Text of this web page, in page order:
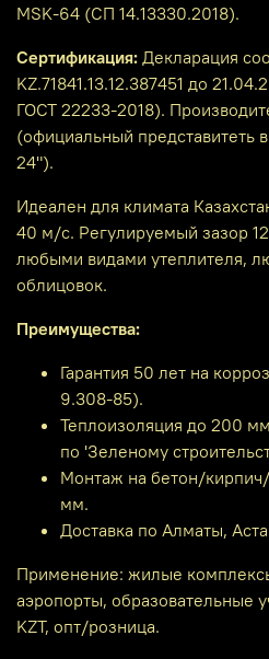
MSK-64 (СП 14.13330.2018).
Сертификация: Декларация
KZ.71841.13.12.387451 до
ГОСТ 22233-2018).
(официальный представитеть
24").
Идеален для климата
40 м/с. Регулируемый зазор
любыми видами утеплителя,
облицовок.
Преимущества:
Гарантия 50 лет на
9.308-85).
Теплоизоляция до 200
по 'Зеленому
Монтаж на бетон/
мм.
Доставка по Алматы,
Применение: жилые
аэропорты, образовательные
KZT, опт/розница.